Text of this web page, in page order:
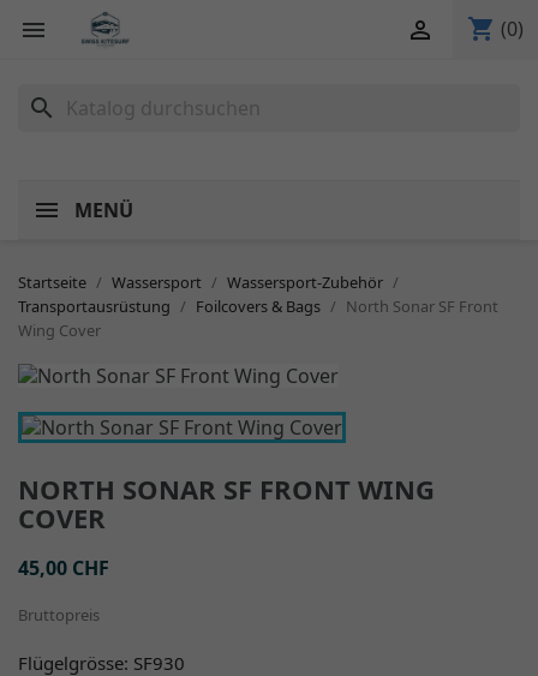
 shopping_cart (0)

search
MENÜ
Startseite Wassersport
Wassersport-Zubehör
Transportausrüstung
Foilcovers & Bags
North Sonar SF Front
Wing Cover
NORTH SONAR SF FRONT WING
COVER
45,00 CHF
Bruttopreis
Flügelgrösse: SF930